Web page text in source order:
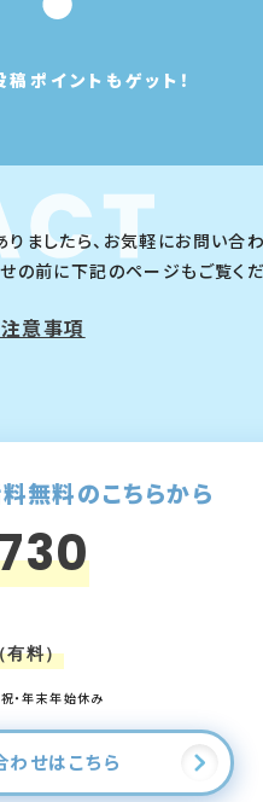
ポイントもゲット！
ましたら、お気軽にお問い合わ
の前に下記のページもご覧くだ
意事項
無料のこちらから
有料）
・年末年始休み
わせはこちら